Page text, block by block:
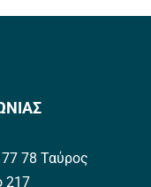
78 Ταύρος
217